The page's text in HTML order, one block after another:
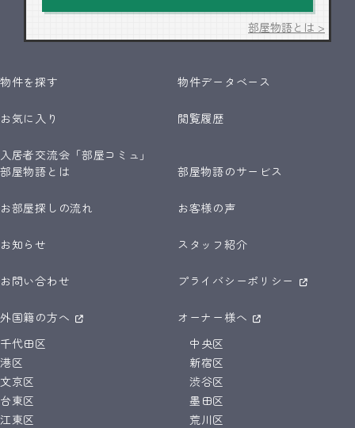
部屋物語とは >
物件を探す 物件データベース
お気に入り 閲覧履歴
入居者交流会「部屋コミュ」
部屋物語とは
部屋物語のサービス
お部屋探しの流れ お客様の声
お知らせ スタッフ紹介
お問い合わせ プライバシーポリシー
外国籍の方へ
オーナー様へ
千代田区
中央区
港区
新宿区
文京区
渋谷区
台東区
墨田区
江東区
荒川区